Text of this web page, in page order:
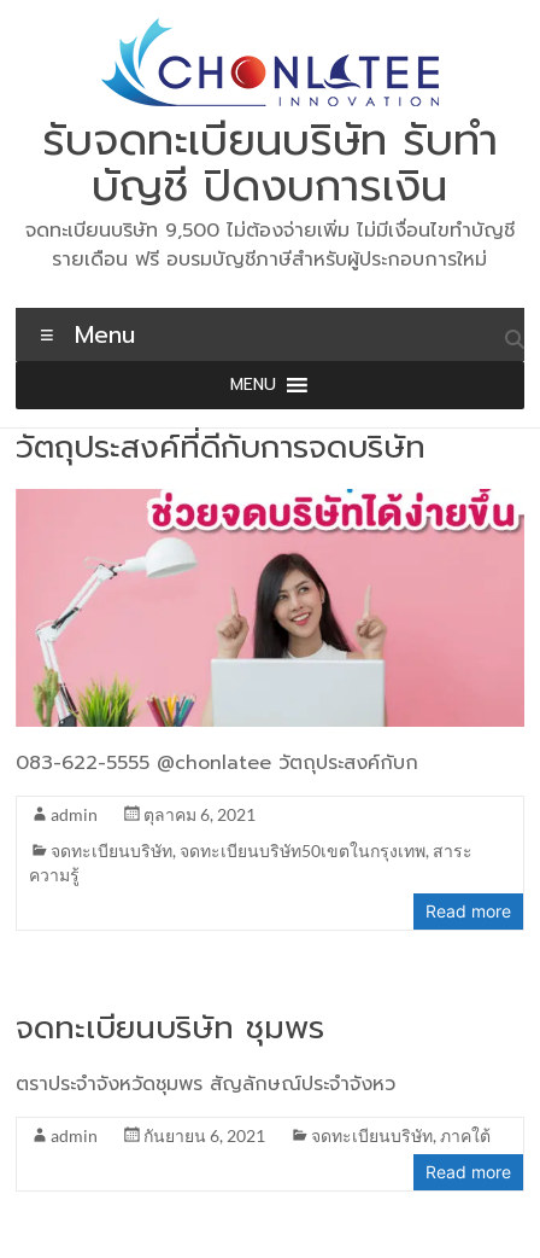
รับจดทะเบียนบริษัท รับทำ
บัญชี ปิดงบการเงิน
จดทะเบียนบริษัท 9,500 ไม่ต้องจ่ายเพิ่ม ไม่มีเงื่อนไขทำบัญชี
รายเดือน ฟรี อบรมบัญชีภาษีสำหรับผู้ประกอบการใหม่
Menu
MENU
วัตถุประสงค์ที่ดีกับการจดบริษัท
083-622-5555 @chonlatee วัตถุประสงค์กับก
admin
ตุลาคม 6, 2021
จดทะเบียนบริษัท, จดทะเบียนบริษัท50เขตในกรุงเทพ, สาระ
ความรู้
Read more
จดทะเบียนบริษัท ชุมพร
ตราประจำจังหวัดชุมพร สัญลักษณ์ประจำจังหว
admin กันยายน 6, 2021 จดทะเบียนบริษัท,ภาคใต้
Read more